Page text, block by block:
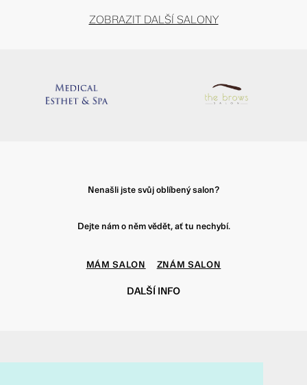
ZOBRAZIT DALŠÍ SALONY
Nenašli jste svůj oblíbený salon?
Dejte nám o něm vědět, ať tu nechybí.
MÁM SALON ZNÁM SALON
DALŠÍ INFO